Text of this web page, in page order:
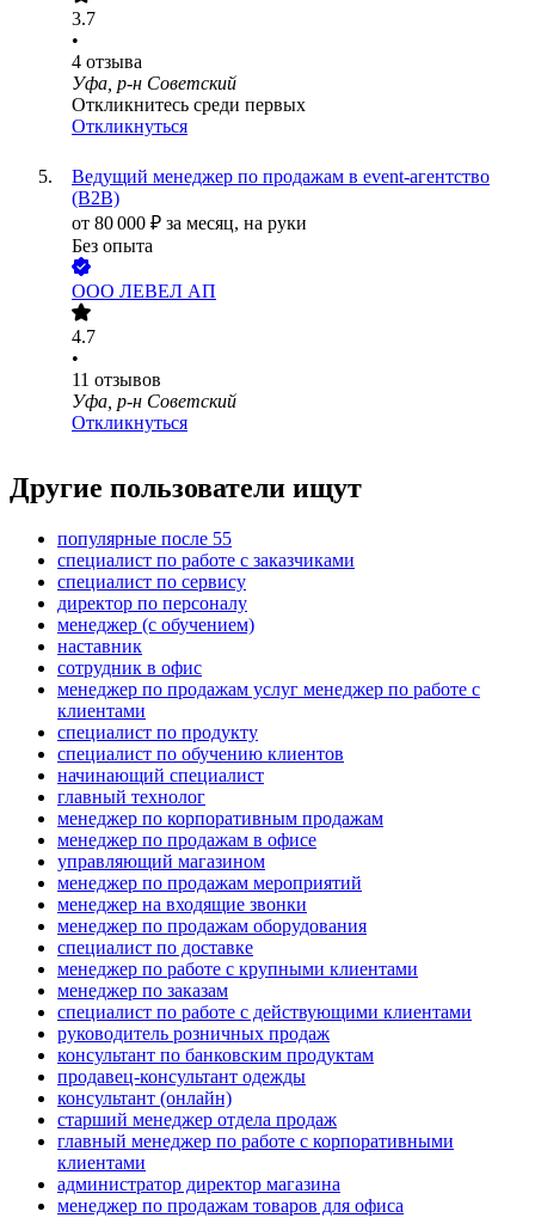
3.7
•
4 отзыва
Уфа, р-н Советский
Откликнитесь среди первых
Откликнуться
Ведущий менеджер по продажам в event-агентство
(B2B)
от 80 000 ₽ за месяц, на руки
Без опыта
ООО ЛЕВЕЛ АП
4.7
•
11 отзывов
Уфа, р-н Советский
Откликнуться
Другие пользователи ищут
популярные после 55
специалист по работе с заказчиками
специалист по сервису
директор по персоналу
менеджер (с обучением)
наставник
сотрудник в офис
менеджер по продажам услуг менеджер по работе с
клиентами
специалист по продукту
специалист по обучению клиентов
начинающий специалист
главный технолог
менеджер по корпоративным продажам
менеджер по продажам в офисе
управляющий магазином
менеджер по продажам мероприятий
менеджер на входящие звонки
менеджер по продажам оборудования
специалист по доставке
менеджер по работе с крупными клиентами
менеджер по заказам
специалист по работе с действующими клиентами
руководитель розничных продаж
консультант по банковским продуктам
продавец-консультант одежды
консультант (онлайн)
старший менеджер отдела продаж
главный менеджер по работе с корпоративными
клиентами
администратор директор магазина
менеджер по продажам товаров для офиса